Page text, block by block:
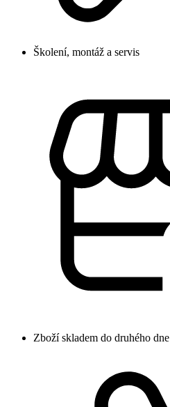
Školení, montáž a servis
Zboží skladem do druhého dne